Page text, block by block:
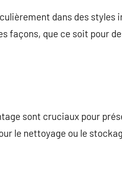
dans des styles
façons, que ce soit pour
sont cruciaux pour
le nettoyage ou le